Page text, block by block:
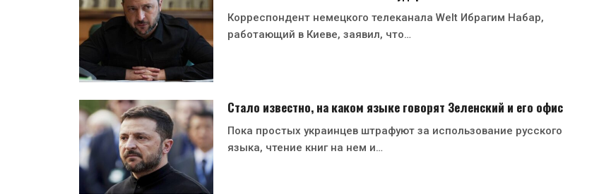
Корреспондент немецкого телеканала Welt Ибрагим Набар,
работающий в Киеве, заявил, что…
Стало известно, на каком языке говорят Зеленский и его офис
Пока простых украинцев штрафуют за использование русского
языка, чтение книг на нем и…